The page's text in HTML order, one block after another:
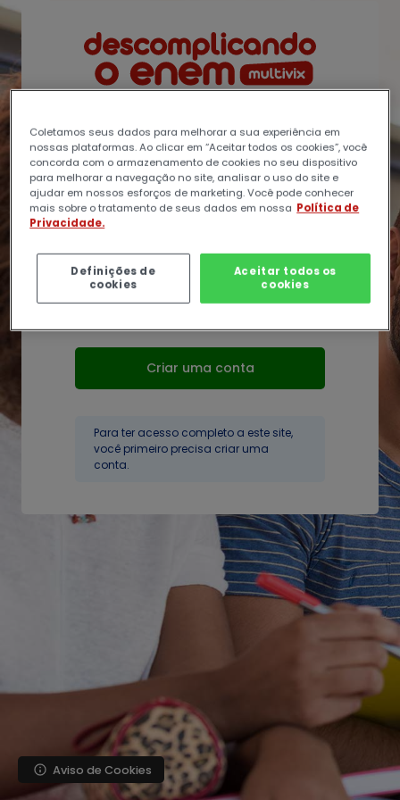
Ir para o conteúdo principal
Identificação ou e-mail
Senha
Criar uma conta
Para ter acesso completo a este site,
você primeiro precisa criar uma
conta.
Aviso de Cookies
Coletamos seus dados para melhorar a sua experiência em
nossas plataformas. Ao clicar em “Aceitar todos os cookies”, você
concorda com o armazenamento de cookies no seu dispositivo
para melhorar a navegação no site, analisar o uso do site e
ajudar em nossos esforços de marketing. Você pode conhecer
mais sobre o tratamento de seus dados em nossa Política de
Privacidade.
Aceitar todos os
cookies
Definições de
cookies